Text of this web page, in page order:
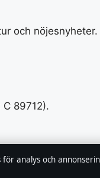
och
89712).
för analys och